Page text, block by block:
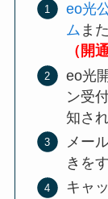
eo光
ム ま
（開
eo光
ン受
知さ
メー
きを
キャ